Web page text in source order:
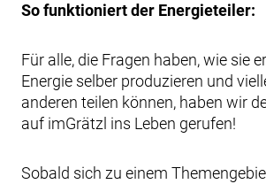
So funktioniert der Energieteiler:
Für alle, die Fragen haben, wie sie
Energie selber produzieren und
anderen teilen können, haben wir
auf imGrätzl ins Leben gerufen!
Sobald sich zu einem